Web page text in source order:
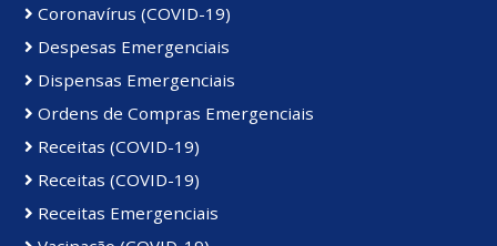
Coronavírus (COVID-19)
Despesas Emergenciais
Dispensas Emergenciais
Ordens de Compras Emergenciais
Receitas (COVID-19)
Receitas (COVID-19)
Receitas Emergenciais